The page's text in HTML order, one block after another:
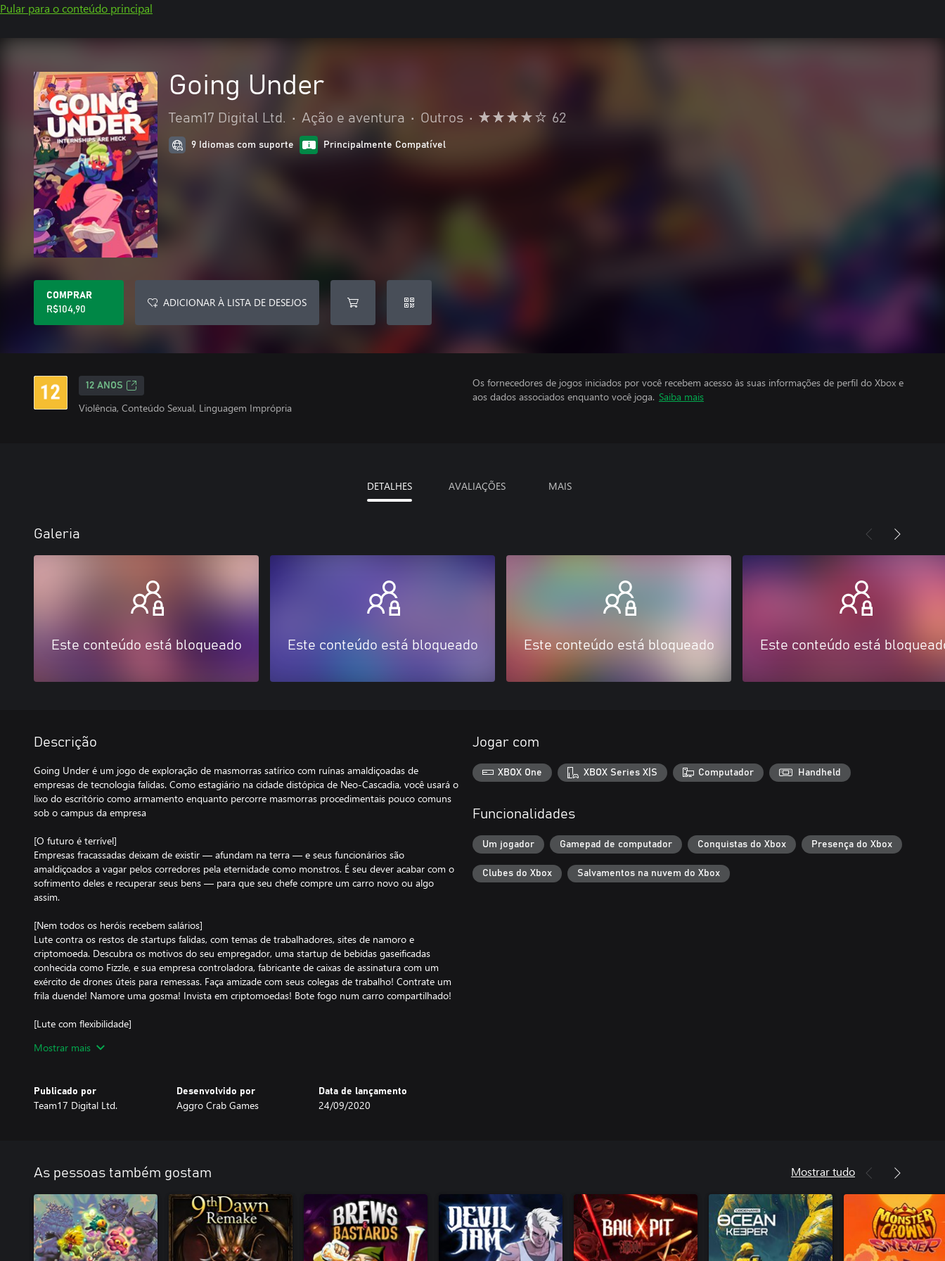
Pular para o conteúdo principal
Going Under
Team17 Digital Ltd. • Ação e aventura • Outros • 62
9 Idiomas com suporte Principalmente Compatível
COMPRAR
R$104,90
ADICIONAR À LISTA DE DESEJOS
12 ANOS
Violência, Conteúdo Sexual, Linguagem Imprópria
Os fornecedores de jogos iniciados por você recebem acesso às suas informações de perfil do Xbox e
aos dados associados enquanto você joga. Saiba mais
DETALHES AVALIAÇÕES MAIS
Galeria
Este conteúdo está bloqueado Este conteúdo está bloqueado Este conteúdo está bloqueado Este conteúdo está
Descrição
Going Under é um jogo de exploração de masmorras satírico com ruínas amaldiçoadas de
empresas de tecnologia falidas. Como estagiário na cidade distópica de Neo-Cascadia, você usará o
lixo do escritório como armamento enquanto percorre masmorras procedimentais pouco comuns
sob o campus da empresa
[O futuro é terrível]
Empresas fracassadas deixam de existir — afundam na terra — e seus funcionários são
amaldiçoados a vagar pelos corredores pela eternidade como monstros. É seu dever acabar com o
sofrimento deles e recuperar seus bens — para que seu chefe compre um carro novo ou algo
assim.
[Nem todos os heróis recebem salários]
Lute contra os restos de startups falidas, com temas de trabalhadores, sites de namoro e
criptomoeda. Descubra os motivos do seu empregador, uma startup de bebidas gaseificadas
conhecida como Fizzle, e sua empresa controladora, fabricante de caixas de assinatura com um
exército de drones úteis para remessas. Faça amizade com seus colegas de trabalho! Contrate um
frila duende! Namore uma gosma! Invista em criptomoedas! Bote fogo num carro compartilhado!
[Lute com flexibilidade]
e travesseiros. Armas adequadas também podem ser encontradas, mas mesmo elas podem
[Chefes horríveis]
em que trabalha.
[Receba em experiência]
Ao explorar, você encontrará habilidades poderosas que mudam a maneira de jogar. Aprenda-as na
Lanchonete e elas aparecerão em rodadas futuras. Use uma habilidade com bastante frequência e
você a receberá “endossada” e disponível para iniciar suas expedições. Combine várias habilidades
em sinergias malucas e você em pouco tempo você limpará o lugar.
Mostrar mais
Publicado por
Team17 Digital Ltd.
Desenvolvido por
Aggro Crab Games
Data de lançamento
24/09/2020
Jogar com
XBOX One XBOX Series X|S Computador Handheld
Funcionalidades
Um jogador Gamepad de computador Conquistas do Xbox Presença do Xbox
Clubes do Xbox Salvamentos na nuvem do Xbox
As pessoas também gostam Mostrar tudo